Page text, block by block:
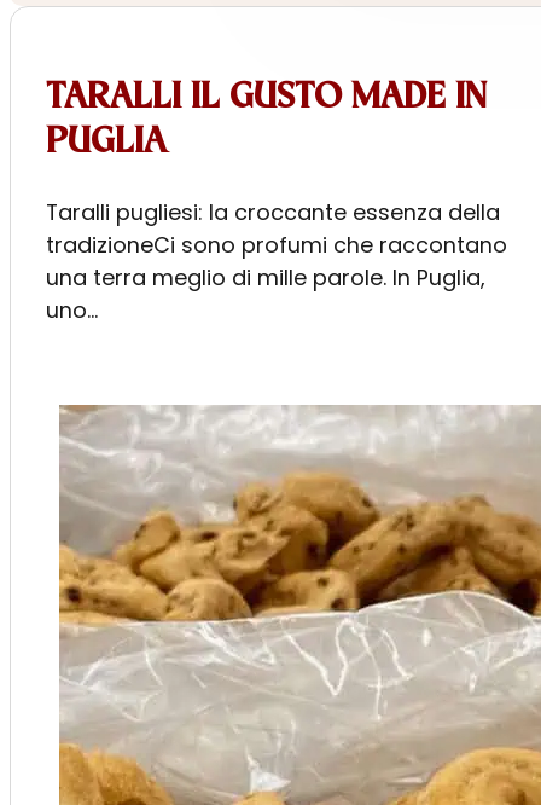
TARALLI IL GUSTO MADE IN
PUGLIA
Taralli pugliesi: la croccante essenza della
tradizioneCi sono profumi che raccontano
una terra meglio di mille parole. In Puglia,
uno…